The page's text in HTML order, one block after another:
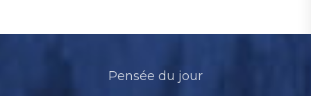
Pensée du jour